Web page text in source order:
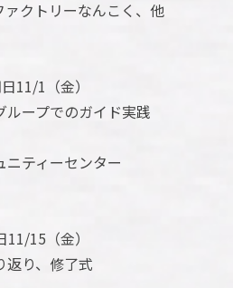
クトリーなんこく、他
11/1（金）
ープでのガイド実践
ティーセンター
15（金）
返り、修了式